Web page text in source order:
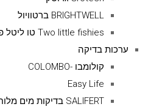
BRIGHTWELL ברטוויול
Two little fishies טו ליטל פיש
ערכות בדיקה
קולומבו -COLOMBO
Easy Life
SALIFERT בדיקות מים מלוחים